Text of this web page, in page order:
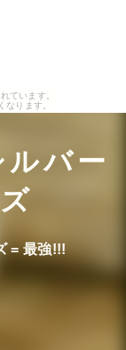
ています。
ります。
バー
= 最強!!!